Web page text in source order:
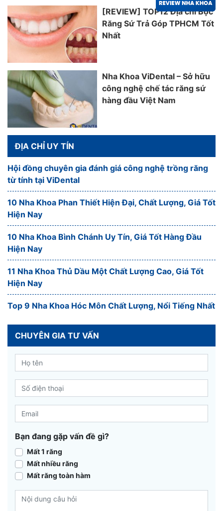
[REVIEW] TOP12 Địa chỉ Bọc
Răng Sứ Trả Góp TPHCM Tốt
Nhất
Nha Khoa ViDental – Sở hữu
công nghệ chế tác răng sứ
hàng đầu Việt Nam
ĐỊA CHỈ UY TÍN
Hội đồng chuyên gia đánh giá công nghệ trồng răng
từ tính tại ViDental
10 Nha Khoa Phan Thiết Hiện Đại, Chất Lượng, Giá Tốt
Hiện Nay
10 Nha Khoa Bình Chánh Uy Tín, Giá Tốt Hàng Đầu
Hiện Nay
11 Nha Khoa Thủ Dầu Một Chất Lượng Cao, Giá Tốt
Hiện Nay
Top 9 Nha Khoa Hóc Môn Chất Lượng, Nổi Tiếng Nhất
CHUYÊN GIA TƯ VẤN
Bạn đang gặp vấn đề gì?
Mất 1 răng
Mất nhiều răng
Mất răng toàn hàm